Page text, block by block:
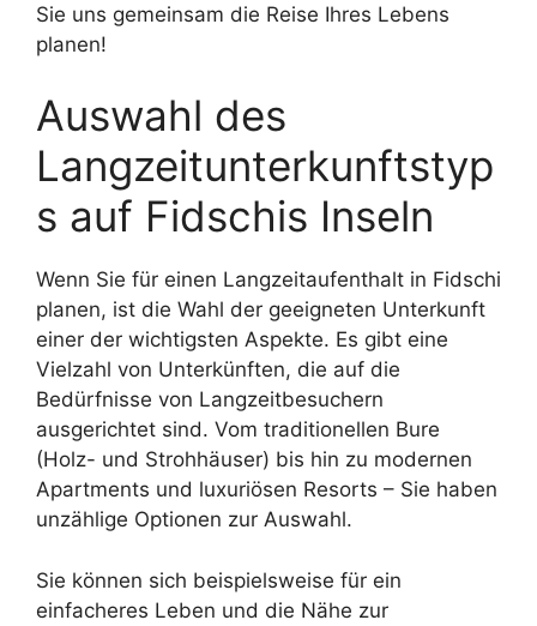
Sie uns gemeinsam die Reise Ihres Lebens
planen!
Auswahl des
Langzeitunterkunftstyp
s auf Fidschis Inseln
Wenn Sie für einen Langzeitaufenthalt in Fidschi
planen, ist die Wahl der geeigneten Unterkunft
einer der wichtigsten Aspekte. Es gibt eine
Vielzahl von Unterkünften, die auf die
Bedürfnisse von Langzeitbesuchern
ausgerichtet sind. Vom traditionellen Bure
(Holz- und Strohhäuser) bis hin zu modernen
Apartments und luxuriösen Resorts – Sie haben
unzählige Optionen zur Auswahl.
Sie können sich beispielsweise für ein
einfacheres Leben und die Nähe zur